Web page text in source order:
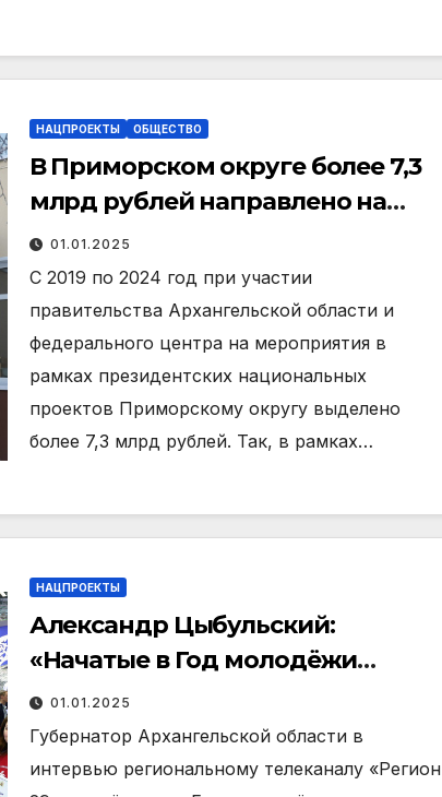
НАЦПРОЕКТЫ ОБЩЕСТВО
В Приморском округе более 7,3
млрд рублей направлено на
реализацию национальных
проектов
01.01.2025
С 2019 по 2024 год при участии
правительства Архангельской области и
федерального центра на мероприятия в
рамках президентских национальных
проектов Приморскому округу выделено
более 7,3 млрд рублей. Так, в рамках…
НАЦПРОЕКТЫ
Александр Цыбульский:
«Начатые в Год молодёжи
инициативы будут
продолжены»
01.01.2025
Губернатор Архангельской области в
интервью региональному телеканалу «Регион